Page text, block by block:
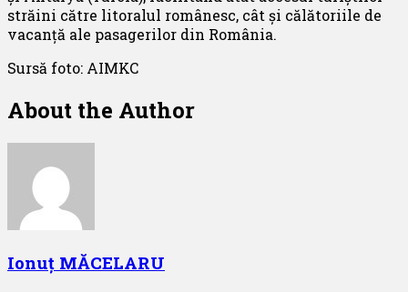
străini către litoralul românesc, cât și călătoriile de
vacanță ale pasagerilor din România.
Sursă foto: AIMKC
About the Author
Ionuț MĂCELARU